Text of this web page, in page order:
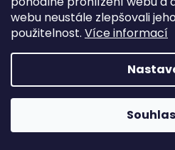
webu neustále zlepšovali
použitelnost. Více informací
Dinair Airbrush Highlighter
611,57 Kč
740